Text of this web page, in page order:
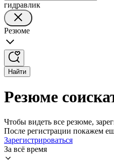
гидравлик
Резюме
Найти
Резюме
Чтобы видеть все резюме,
После регистрации покажем
Зарегистрироваться
За всё время